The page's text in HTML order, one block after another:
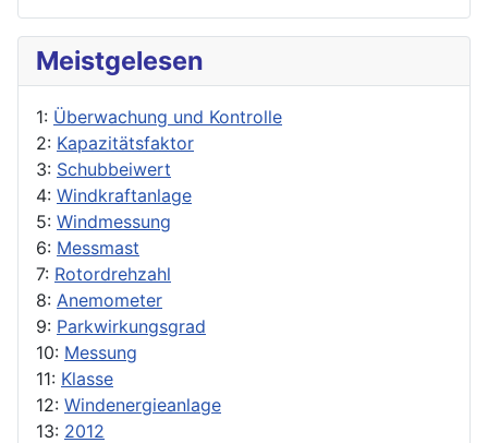
Meistgelesen
1: Überwachung und Kontrolle
2: Kapazitätsfaktor
3: Schubbeiwert
4: Windkraftanlage
5: Windmessung
6: Messmast
7: Rotordrehzahl
8: Anemometer
9: Parkwirkungsgrad
10: Messung
11: Klasse
12: Windenergieanlage
13: 2012